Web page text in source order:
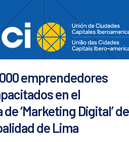
emprendedores
en el
‘Marketing Digital’ de
de Lima